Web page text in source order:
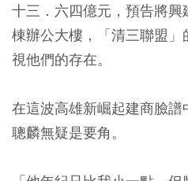
十三．六四億元，預告將
棟辦公大樓，「清三聯盟
視他們的存在。
在這波高雄新崛起建商臉譜
聰麟無疑是要角。